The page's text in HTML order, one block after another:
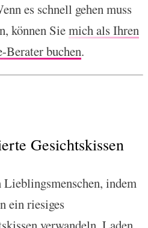
es schnell gehen muss
können Siemich als Ihren
Berater buchen.
Gesichtskissen
indem
ein riesiges